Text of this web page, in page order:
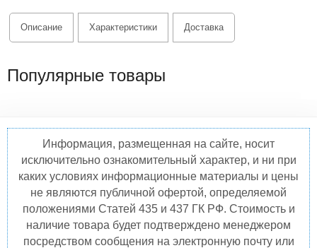
Описание Характеристики Доставка
Популярные товары
Информация, размещенная на сайте, носит
исключительно ознакомительный характер, и ни при
каких условиях информационные материалы и цены
не являются публичной офертой, определяемой
положениями Статей 435 и 437 ГК РФ. Стоимость и
наличие товара будет подтверждено менеджером
посредством сообщения на электронную почту или